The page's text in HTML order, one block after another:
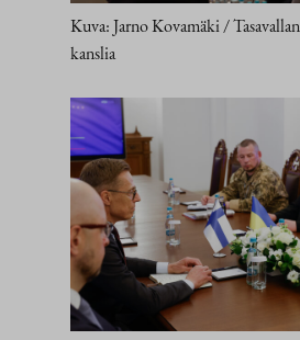
Kuva: Jarno Kovamäki /
kanslia